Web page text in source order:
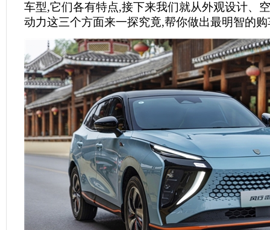
车型,它们各有特点,接下来我们就从外观设计、
动力这三个方面来一探究竟,帮你做出最明智的